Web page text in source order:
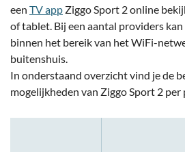
een TV app Ziggo Sport 2 online
of tablet. Bij een aantal providers
binnen het bereik van het WiFi-
buitenshuis.
In onderstaand overzicht vind je de
mogelijkheden van Ziggo Sport 2 per